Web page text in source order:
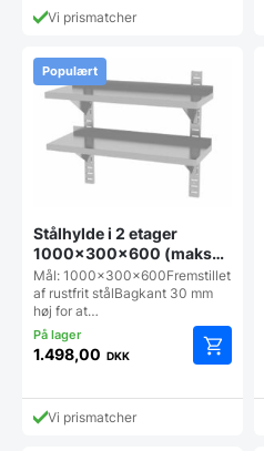
Vi prismatcher
Populært
Stålhylde i 2 etager
1000x300x600 (maks
25 kg pr hylde), Hendi
Mål: 1000x300x600Fremstillet
af rustfrit stålBagkant 30 mm
høj for at…
1.498,00 DKK
Vi prismatcher